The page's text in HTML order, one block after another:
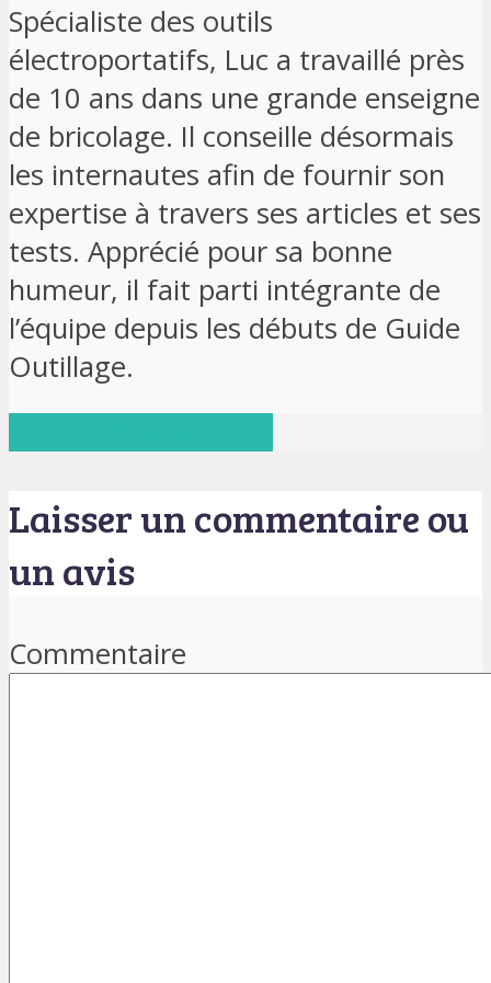
Spécialiste des outils
électroportatifs, Luc a travaillé près
de 10 ans dans une grande enseigne
de bricolage. Il conseille désormais
les internautes afin de fournir son
expertise à travers ses articles et ses
tests. Apprécié pour sa bonne
humeur, il fait parti intégrante de
l’équipe depuis les débuts de Guide
Outillage.
Laisser un commentaire ou
un avis
Commentaire